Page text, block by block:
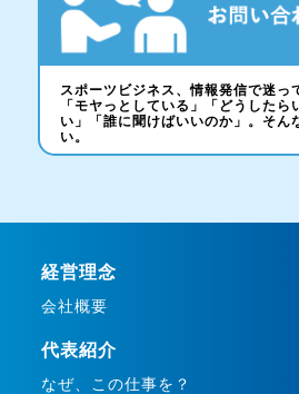
スポーツビジネス、情報発信で迷っ
「モヤっとしている」「どうしたら
い」「誰に聞けばいいのか」。そん
い。
経営理念
会社概要
代表紹介
なぜ、この仕事を？